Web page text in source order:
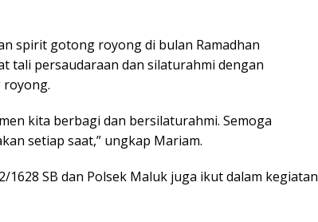
spirit gotong royong di bulan Ramadhan
tali persaudaraan dan silaturahmi dengan
kita berbagi dan bersilaturahmi. Semoga
setiap saat,” ungkap Mariam.
1628 SB dan Polsek Maluk juga ikut dalam kegiatan